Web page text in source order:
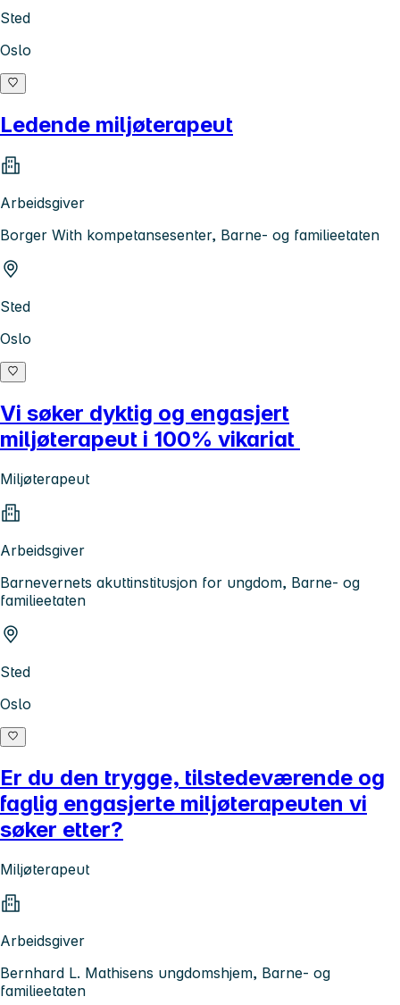
Sted
Oslo
Ledende miljøterapeut
Arbeidsgiver
Borger With kompetansesenter, Barne- og familieetaten
Sted
Oslo
Vi søker dyktig og engasjert
miljøterapeut i 100% vikariat
Miljøterapeut
Arbeidsgiver
Barnevernets akuttinstitusjon for ungdom, Barne- og
familieetaten
Sted
Oslo
Er du den trygge, tilstedeværende og
faglig engasjerte miljøterapeuten vi
søker etter?
Miljøterapeut
Arbeidsgiver
Bernhard L. Mathisens ungdomshjem, Barne- og
familieetaten